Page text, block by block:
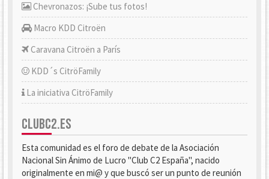
Chevronazos: ¡Sube tus fotos!
Macro KDD Citroën
Caravana Citroën a París
KDD´s CitröFamily
La iniciativa CitröFamily
CLUBC2.ES
Esta comunidad es el foro de debate de la Asociación
Nacional Sin Ánimo de Lucro "Club C2 España", nacido
originalmente en mi@ y que buscó ser un punto de reunión